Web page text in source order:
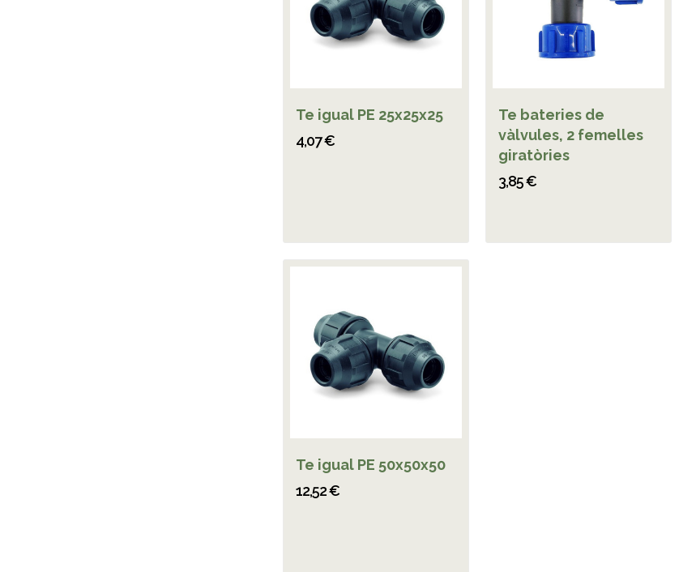
Te igual PE 25x25x25
4,07 €
Te bateries de
vàlvules, 2 femelles
giratòries
3,85 €
Te igual PE 50x50x50
12,52 €